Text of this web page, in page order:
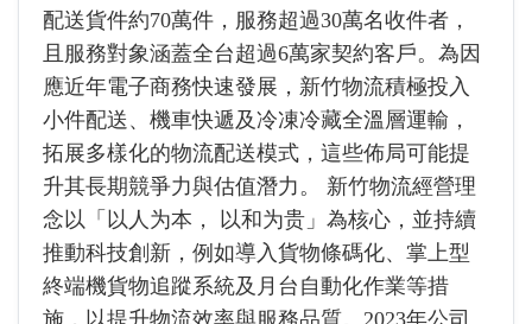
配送貨件約70萬件，服務超過30萬名收件者，
且服務對象涵蓋全台超過6萬家契約客戶。為因
應近年電子商務快速發展，新竹物流積極投入
小件配送、機車快遞及冷凍冷藏全溫層運輸，
拓展多樣化的物流配送模式，這些佈局可能提
升其長期競爭力與估值潛力。 新竹物流經營理
念以「以人为本， 以和为贵」為核心，並持續
推動科技創新，例如導入貨物條碼化、掌上型
終端機貨物追蹤系統及月台自動化作業等措
施，以提升物流效率與服務品質。2023年公司